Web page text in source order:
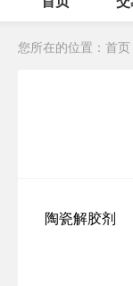
您所在的位置： 首页
陶瓷解胶剂